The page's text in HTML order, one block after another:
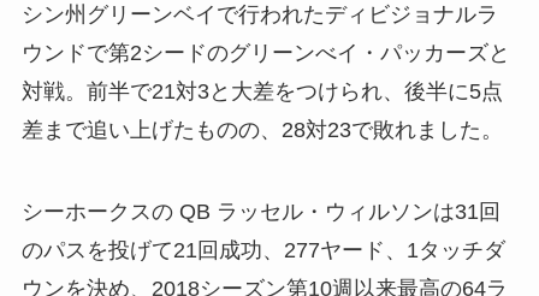
シン州グリーンベイで行われたディビジョナルラ
ウンドで第2シードのグリーンべイ・パッカーズと
対戦。前半で21対3と大差をつけられ、後半に5点
差まで追い上げたものの、28対23で敗れました。
シーホークスの QB ラッセル・ウィルソンは31回
のパスを投げて21回成功、277ヤード、1タッチダ
ウンを決め、2018シーズン第10週以来最高の64ラ